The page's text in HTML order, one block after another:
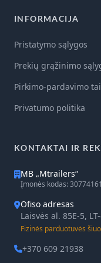
INFORMACIJA
Pristatymo sąlygos
Prekių grąžinimo
Pirkimo-pardavimo
Privatumo politika
KONTAKTAI IR
MB „Mtrailers“
Įmonės kodas:
Ofiso adresas
Laisvės al. 85E-5,
Fizinės parduotuvės
+370 609 21938